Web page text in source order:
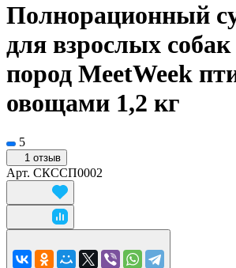
Полнорационный
для взрослых
пород MeetWeek
овощами 1,2 кг
5
1 отзыв
Арт. СКССП0002